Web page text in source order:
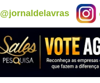
@jornaldelavras